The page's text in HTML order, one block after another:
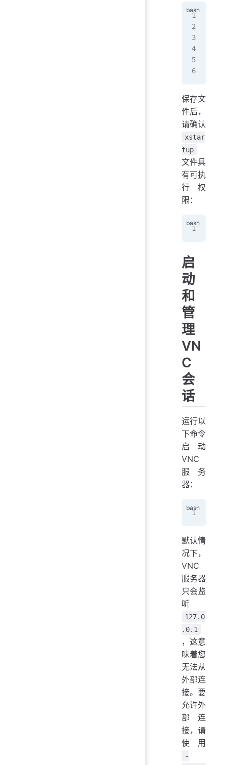
保存文
件后，
请确认
xstar
tup
文件具
有可执
行权
限：
启
动
和
管
理
VN
C
会
话
运行以
下命令
启动
VNC
服务
器：
默认情
况下，
VNC
服务器
只会监
听
127.0
.0.1
，这意
味着您
无法从
外部连
接。要
允许外
部连
接，请
使用
-